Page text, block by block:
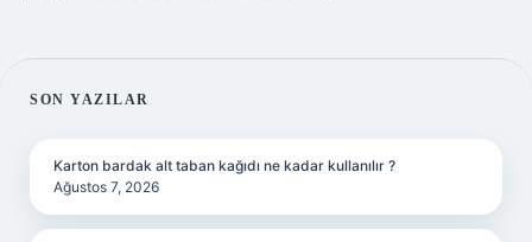
SIDEBAR
SON YAZILAR
Karton bardak alt taban kağıdı ne kadar kullanılır ?
Ağustos 7, 2026